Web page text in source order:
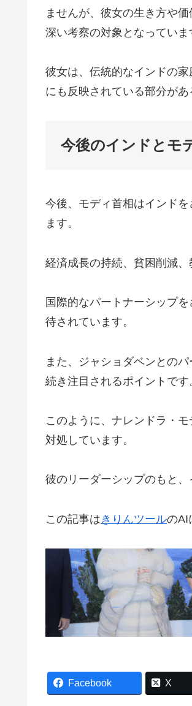
ませんが、彼女の生き方や
深い考察の対象となっていま
彼女は、伝統的なインドの
にも反映されている部分があ
今後のインドとモ
今後、モディ首相はインド
ます。
経済成長の持続、貧困削減
国際的なパートナーシップ
待されています。
また、ジャショダベンとの
続き注目されるポイントです
このように、ナレンドラ・
対処しています。
彼のリーダーシップのもと
この記事は きりんツールのAI
Facebook X